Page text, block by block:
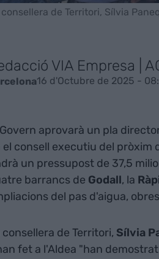
consellera de Territori, Sílvia
VIA Empresa |
16 d'Octubre de 2025 -
aprovarà un pla
el consell executiu del pròxim
un pressupost de 37,5
barrancs de Godall, la
del pas d'aigua,
consellera de Territori, Sílvia
fet a l'Aldea "han